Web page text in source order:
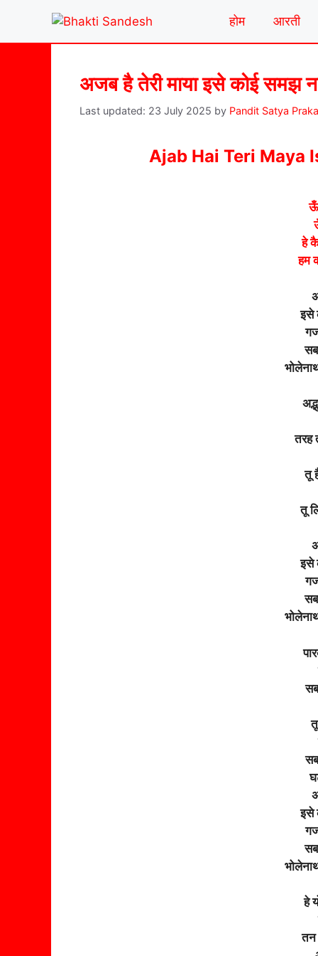
content
होम आरती
अजब है तेरी माया इसे कोई समझ ना
23 July 2025 by Pandit Satya
Ajab Hai Teri Maya
हे
हम
इसे
तरह
तू
तू
इसे
इसे
हे
तन